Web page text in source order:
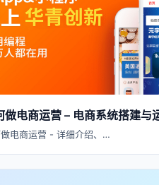
做电商运营 – 电商系统搭建与
电商运营 - 详细介绍、…